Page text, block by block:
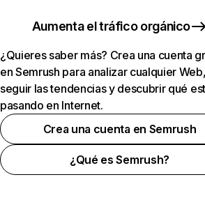
Aumenta el tráfico orgánico
¿Quieres saber más? Crea una cuenta
en Semrush para analizar cualquier
seguir las tendencias y descubrir qué
pasando en Internet.
Crea una cuenta en Semrush
¿Qué es Semrush?